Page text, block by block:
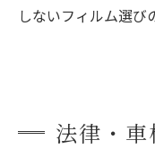
しないフィルム選び
法律・